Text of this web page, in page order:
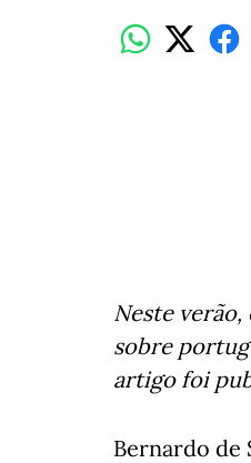
Neste
sobre
artigo foi
Bernardo de